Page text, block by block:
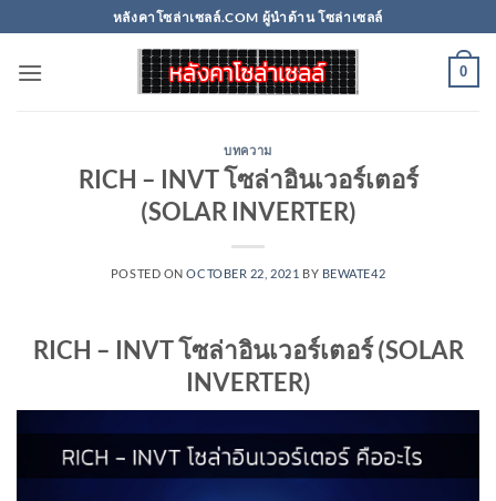
to
content
หลังคาโซล่าเซลล์.COM ผู้นำด้าน โซล่าเซลล์
0
บทความ
RICH – INVT โซล่าอินเวอร์เตอร์
(SOLAR INVERTER)
POSTED ONOCTOBER 22, 2021 BY BEWATE42
RICH – INVTโซล่าอินเวอร์เตอร์ (SOLAR
INVERTER)